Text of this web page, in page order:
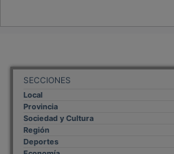
SECCIONES
Local
Provincia
Sociedad y Cultura
Región
Deportes
Economía